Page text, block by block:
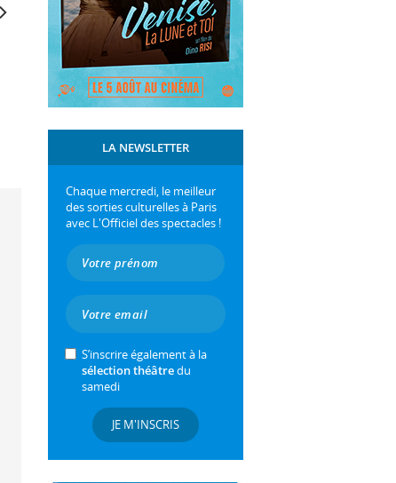
LA NEWSLETTER
Chaque mercredi, le meilleur
des sorties culturelles à Paris
avec L'Officiel des spectacles !
S’inscrire également à la
sélection théâtredu
samedi
JE M'INSCRIS